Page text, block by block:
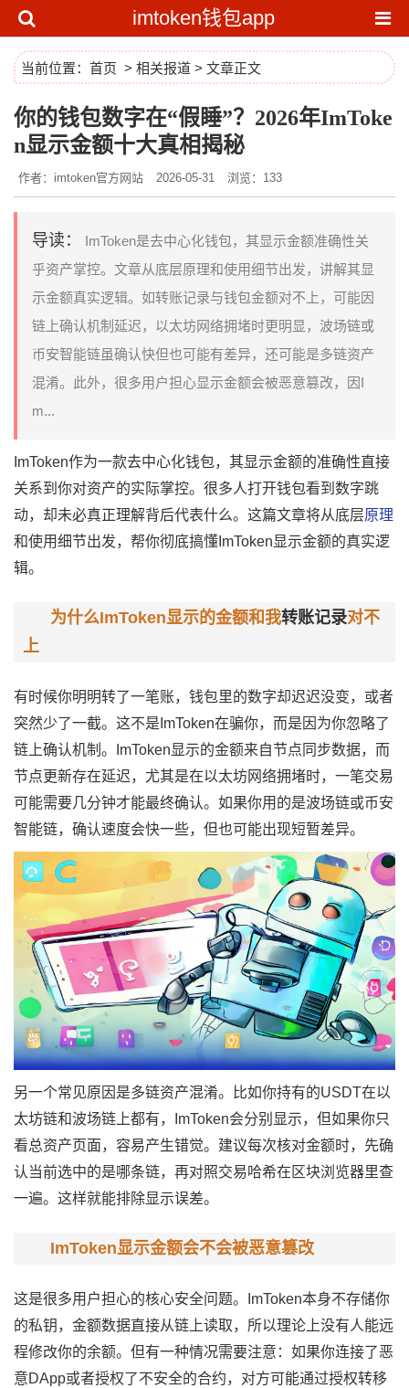
imtoken钱包app
当前位置： 首页 > 相关报道 > 文章正文
你的钱包数字在“假睡”？2026年ImToke
n显示金额十大真相揭秘
作者：imtoken官方网站 2026-05-31 浏览：133
导读：
ImToken是去中心化钱包，其显示金额准确性关
乎资产掌控。文章从底层原理和使用细节出发，讲解其显
示金额真实逻辑。如转账记录与钱包金额对不上，可能因
链上确认机制延迟，以太坊网络拥堵时更明显，波场链或
币安智能链虽确认快但也可能有差异，还可能是多链资产
混淆。此外，很多用户担心显示金额会被恶意篡改，因I
m...
ImToken作为一款去中心化钱包，其显示金额的准确性直接
关系到你对资产的实际掌控。很多人打开钱包看到数字跳
动，却未必真正理解背后代表什么。这篇文章将从底层原理
和使用细节出发，帮你彻底搞懂ImToken显示金额的真实逻
辑。
为什么ImToken显示的金额和我转账记录对不
上
有时候你明明转了一笔账，钱包里的数字却迟迟没变，或者
突然少了一截。这不是ImToken在骗你，而是因为你忽略了
链上确认机制。ImToken显示的金额来自节点同步数据，而
节点更新存在延迟，尤其是在以太坊网络拥堵时，一笔交易
可能需要几分钟才能最终确认。如果你用的是波场链或币安
智能链，确认速度会快一些，但也可能出现短暂差异。
另一个常见原因是多链资产混淆。比如你持有的USDT在以
太坊链和波场链上都有，ImToken会分别显示，但如果你只
看总资产页面，容易产生错觉。建议每次核对金额时，先确
认当前选中的是哪条链，再对照交易哈希在区块浏览器里查
一遍。这样就能排除显示误差。
ImToken显示金额会不会被恶意篡改
这是很多用户担心的核心安全问题。ImToken本身不存储你
的私钥，金额数据直接从链上读取，所以理论上没有人能远
程修改你的余额。但有一种情况需要注意：如果你连接了恶
意DApp或者授权了不安全的合约，对方可能通过授权转移